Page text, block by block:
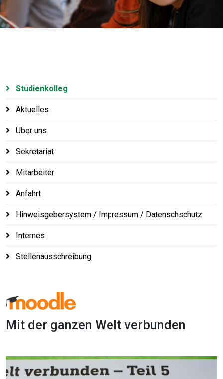
Studienkolleg
Aktuelles
Über uns
Sekretariat
Mitarbeiter
Anfahrt
Hinweisgebersystem / Impressum / Datenschschutz
Internes
Stellenausschreibung
Mit der ganzen Welt verbunden